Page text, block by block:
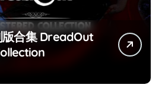
合集 DreadOut